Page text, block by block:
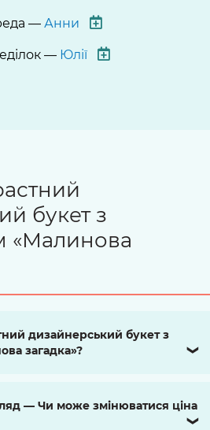
— Анни
— Юлії
букет з
«Малинова
дизайнерський букет з
загадка»?
❯
— Чи може змінюватися ціна
❯